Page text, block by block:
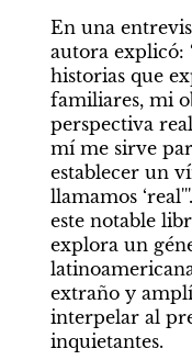
En una
autora explicó:
historias que
familiares, mi
perspectiva
mí me sirve
establecer un
llamamos
este notable
explora un
extraño y
interpelar al
inquietantes.